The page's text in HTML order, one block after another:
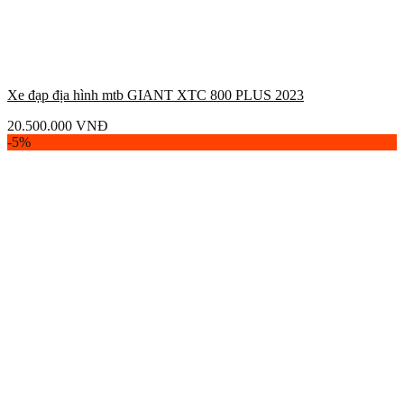
Xe đạp địa hình mtb GIANT XTC 800 PLUS 2023
20.500.000 VNĐ
-5%